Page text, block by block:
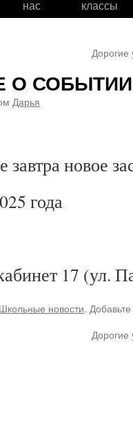
нас
классы
Дорогие
О
Дарья
завтра новое
года
17 (ул.
Школьные новости.
Дорогие